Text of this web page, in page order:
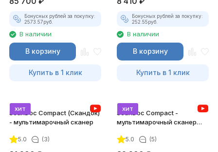
Бонусных рублей за покупку:
2573.57руб.
В наличии
В корзину
Купить в 1 клик
Бонусных рублей за покупку:
252.55руб.
В наличии
В корзину
Купить в 1 клик
хит
ScanDoc Compact (Скандок)
- мультимарочный сканер
5.0 (3)
хит
ScanDoc Compact -
мультимарочный сканер
5.0 (5)